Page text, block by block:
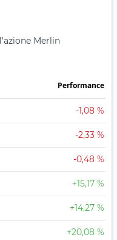
Merlin
Performance
-1,08 %
-2,33 %
-0,48 %
+15,17 %
+14,27 %
+20,08 %